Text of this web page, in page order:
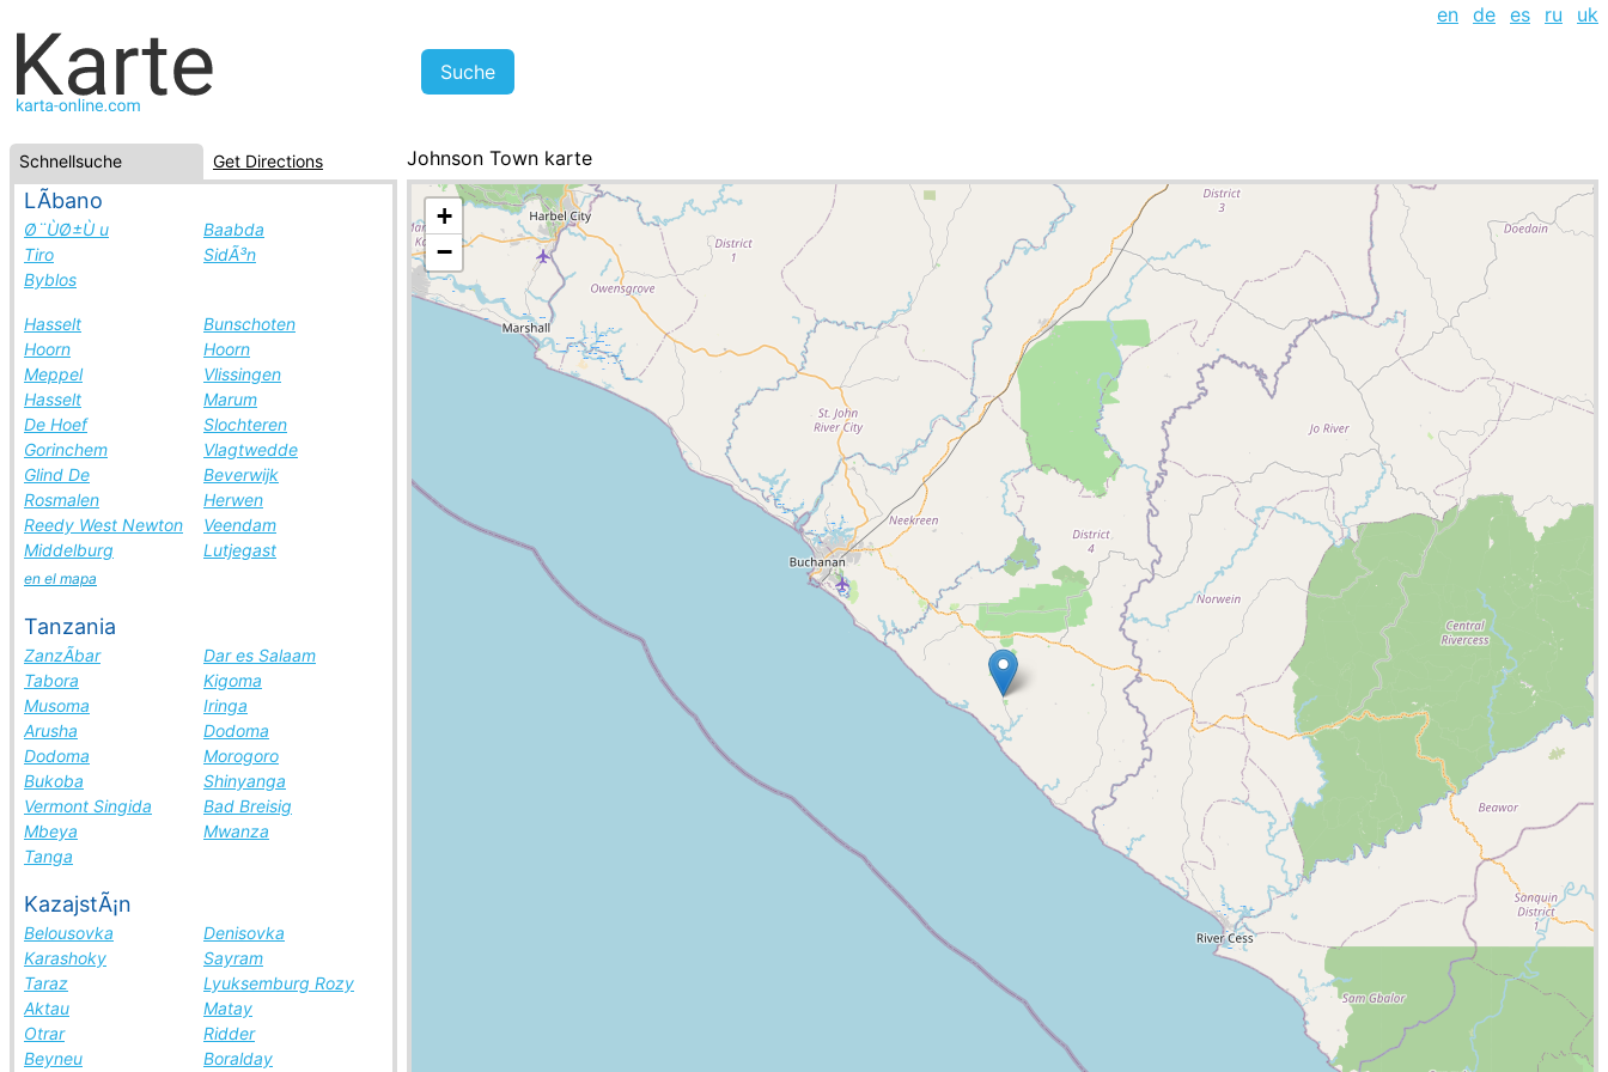
en de es ru uk
Schnellsuche Get Directions
LÃ­bano
Ø¨ÙØ±Ù u
Baabda
Tiro
SidÃ³n
Byblos
Hasselt
Bunschoten
Hoorn
Hoorn
Meppel
Vlissingen
Hasselt
Marum
De Hoef
Slochteren
Gorinchem
Vlagtwedde
Glind De
Beverwijk
Rosmalen
Herwen
Reedy West Newton
Veendam
Middelburg
Lutjegast
en el mapa
Tanzania
ZanzÃ­bar
Dar es Salaam
Tabora
Kigoma
Musoma
Iringa
Arusha
Dodoma
Dodoma
Morogoro
Bukoba
Shinyanga
Vermont Singida
Bad Breisig
Mbeya
Mwanza
Tanga
KazajstÃ¡n
Belousovka
Denisovka
Karashoky
Sayram
Taraz
Lyuksemburg Rozy
Aktau
Matay
Otrar
Ridder
Beyneu
Boralday
Johnson Town karte
Liberia, Städte-Liste
+
−